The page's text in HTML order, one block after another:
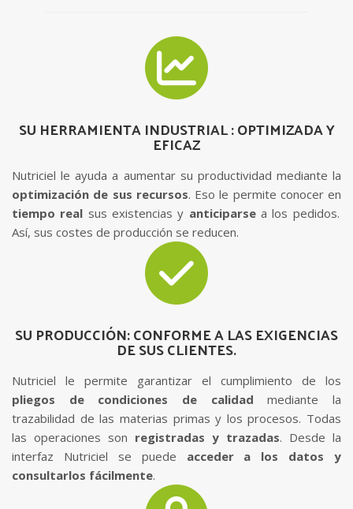
SU HERRAMIENTA INDUSTRIAL : OPTIMIZADA Y
EFICAZ
Nutriciel le ayuda a aumentar su productividad mediante la
optimización de sus recursos. Eso le permite conocer en
tiempo real sus existencias y anticiparsea los pedidos.
Así, sus costes de producción se reducen.
SU PRODUCCIÓN: CONFORME A LAS EXIGENCIAS
DE SUS CLIENTES.
Nutriciel le permite garantizar el cumplimiento de los
pliegos de condiciones de calidad mediante la
trazabilidad de las materias primas y los procesos. Todas
las operaciones son registradas y trazadas. Desde la
interfaz Nutriciel se puede acceder a los datos y
consultarlos fácilmente.